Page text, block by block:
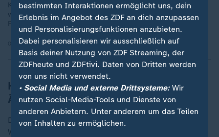
Kurz vor dem Krankenhausgipfel warnen Kliniken angesichts
wachsender Milliardendefizite vor Einschränkungen in der
Patientenversorgung. Die Lage sei ernst, sagt DKG-Chef Gaß.
09.09.2024
Hohe Zahl an Verrentungen auch unter
Ärzten
Doch das allein füllt die Lücke, die der demografische
Wandel reißt, nicht aus. Die Zahl an Ärzt*innen im
bestimmten Interaktionen ermöglicht uns, dein
Erlebnis im Angebot des ZDF an dich anzupassen
und Personalisierungsfunktionen anzubieten.
Dabei personalisieren wir ausschließlich auf
Basis deiner Nutzung von ZDF Streaming, der
ZDFheute und ZDFtivi. Daten von Dritten werden
von uns nicht verwendet.
• Social Media und externe Drittsysteme:Wir
nutzen Social-Media-Tools und Dienste von
anderen Anbietern. Unter anderem um das Teilen
von Inhalten zu ermöglichen.